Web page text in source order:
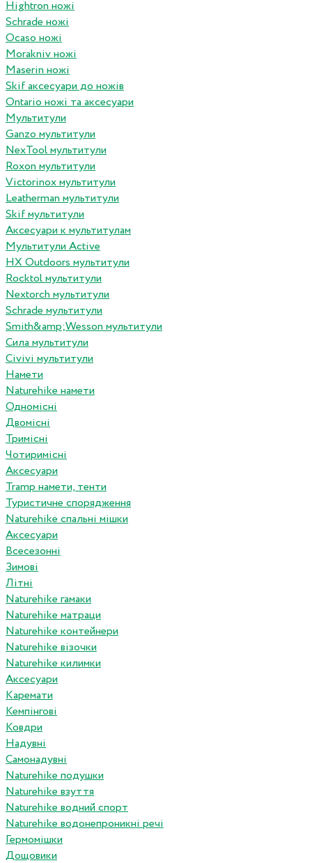
Hightron ножі
Schrade ножі
Ocaso ножі
Morakniv ножі
Maserin ножі
Skif аксесуари до ножів
Ontario ножі та аксесуари
Мультитули
Ganzo мультитули
NexTool мультитули
Roxon мультитули
Victorinox мультитули
Leatherman мультитули
Skif мультитули
Аксесуари к мультитулам
Мультитули Active
HX Outdoors мультитули
Rocktol мультитули
Nextorch мультитули
Schrade мультитули
Smith&amp;Wesson мультитули
Сила мультитули
Civivi мультитули
Намети
Naturehike намети
Одномісні
Двомісні
Тримісні
Чотиримісні
Аксесуари
Tramp намети, тенти
Туристичне спорядження
Naturehike спальні мішки
Аксесуари
Всесезонні
Зимові
Літні
Naturehike гамаки
Naturehike матраци
Naturehike контейнери
Naturehike візочки
Naturehike килимки
Аксесуари
Каремати
Кемпінгові
Ковдри
Надувні
Самонадувні
Naturehike подушки
Naturehike взуття
Naturehike водний спорт
Naturehike водонепроникні речі
Гермомішки
Дощовики